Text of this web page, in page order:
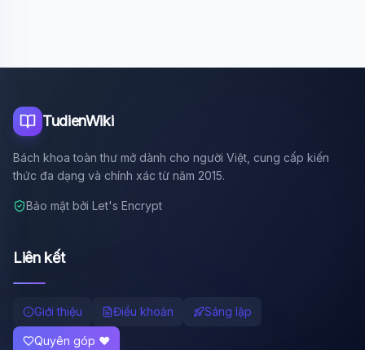
TudienWiki
Bách khoa toàn thư mở dành cho người Việt, cung cấp kiến
thức đa dạng và chính xác từ năm 2015.
Bảo mật bởi Let's Encrypt
Liên kết
Giới thiệu Điều khoản Sáng lập
Quyên góp ❤️